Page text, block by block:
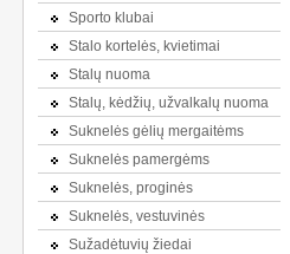
Sporto klubai
Stalo kortelės, kvietimai
Stalų nuoma
Stalų, kėdžių, užvalkalų nuoma
Suknelės gėlių mergaitėms
Suknelės pamergėms
Suknelės, proginės
Suknelės, vestuvinės
Sužadėtuvių žiedai